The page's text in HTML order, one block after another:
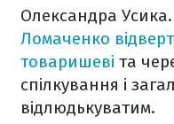
Олександра
Ломаченко
товаришеві та
спілкування і
відлюдькуватим.